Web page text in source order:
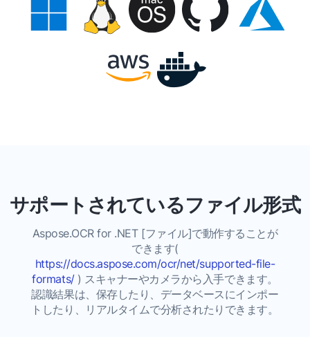
サポートされているファイル形式
Aspose.OCR for .NET [ファイル]で動作することが
できます(
https://docs.aspose.com/ocr/net/supported-file-
formats/) スキャナーやカメラから入手できます。
認識結果は、保存したり、データベースにインポー
トしたり、リアルタイムで分析されたりできます。